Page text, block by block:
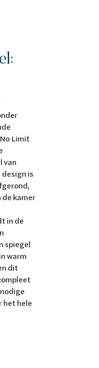
Limit
van
is
de kamer
in de
spiegel
warm
dit
het hele